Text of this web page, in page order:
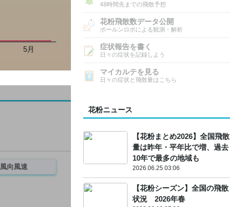
5月
風向風速
48時間先までの飛散予想
花粉飛散数データ公開
ポールンロボによる観測・解析
症状報告を書く
日々の症状を記録しよう
マイカルテを見る
日々の症状と飛散量はこちら
花粉ニュース
【花粉まとめ2026】全国飛散
量は昨年・平年比で増、過去
10年で最多の地域も
2026.06.25 03:06
【花粉シーズン】全国の飛散
状況 2026年春